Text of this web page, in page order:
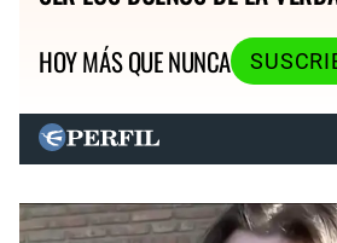
HOY MÁS QUE NUNCA